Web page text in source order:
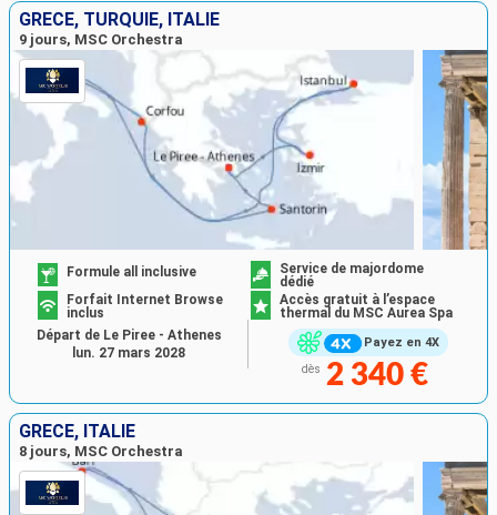
GRÈCE, TURQUIE, ITALIE
9 jours, MSC Orchestra
Payez en 4X
Formule all inclusive
Service de majordome
dédié
Forfait Internet Browse
inclus
Accès gratuit à l’espace
thermal du MSC Aurea Spa
dès 2 340 €
Départ de Le Piree - Athenes
lun. 27 mars 2028
GRÈCE, ITALIE
8 jours, MSC Orchestra